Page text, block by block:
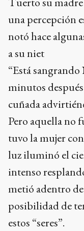
una percepción
notó hace
a su niet
“Está
minutos
cuñada
Pero aquella no
tuvo la mujer
luz iluminó el
intenso
metió adentro de
posibilidad de
estos “seres”.